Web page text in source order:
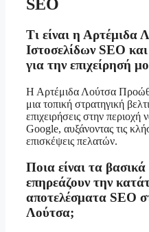
SEO
Τι είναι η
Ιστοσελίδων SEO
για την επιχείρησή
Η Αρτέμιδα Λούτσα
μια τοπική στρατηγική
επιχειρήσεις στην περιοχή
Google, αυξάνοντας τις
επισκέψεις πελατών.
Ποια είναι τα βασικά
επηρεάζουν την
αποτελέσματα SEO
Λούτσα;